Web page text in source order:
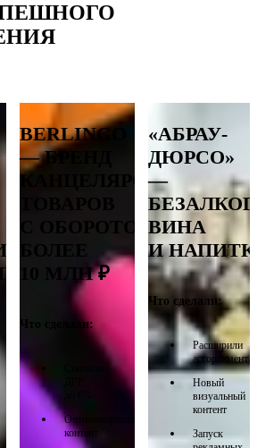
BERLINGO
— БРЕНД
КАНЦЕЛЯРСКИХ
С ОБОРОТОМ
10 МЛН ₽
Что сделали:
Оптимизировали
контент
«АБРАУ-
ДЮРСО»
—
ВИНА
И
Что сделали:
Расширили
ассортимент
Новый
визуальный
контент
Запуск